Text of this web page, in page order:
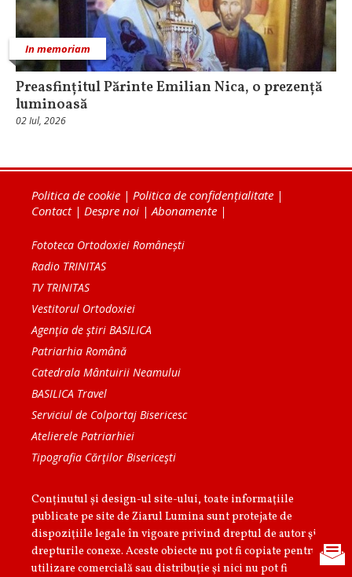
In memoriam
Preasfințitul Părinte Emilian Nica, o prezență
luminoasă
02 Iul, 2026
Politica de cookie | Politica de confidențialitate |
Contact| Despre noi | Abonamente |
Fototeca Ortodoxiei Românești
Radio TRINITAS
TV TRINITAS
Vestitorul Ortodoxiei
Agenţia de ştiri BASILICA
Patriarhia Română
Catedrala Mântuirii Neamului
BASILICA Travel
Serviciul de Colportaj Bisericesc
Atelierele Patriarhiei
Tipografia Cărţilor Bisericeşti
Conținutul și design-ul site-ului, toate informaţiile
publicate pe site de Ziarul Lumina sunt protejate de
dispoziţiile legale în vigoare privind dreptul de autor şi
drepturile conexe. Aceste obiecte nu pot fi copiate pentru
utilizare comercială sau distribuţie şi nici nu pot fi